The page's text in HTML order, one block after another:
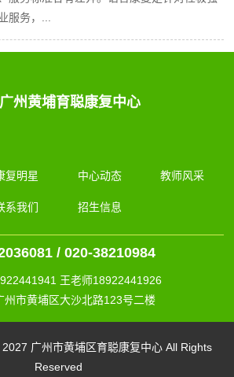
服务，...
广州黄埔育聪康复中心
复明星 中心动态 教师风采
系我们 招生信息
/ 020-38210984
王老师18922441926
州市黄埔区大沙北路123号二楼
广州市黄埔区育聪康复中心 All Rights
Reserved